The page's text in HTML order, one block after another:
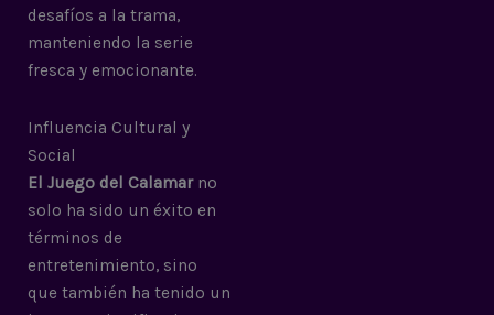
desafíos a la trama,
manteniendo la serie
fresca y emocionante.
Influencia Cultural y
Social
El Juego del Calamarno
solo ha sido un éxito en
términos de
entretenimiento, sino
que también ha tenido un